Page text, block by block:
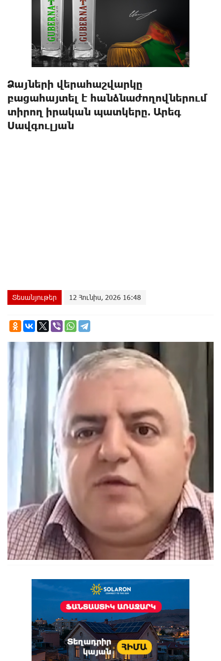
Ձայների վերահաշվարկը
բացահայտել է հանձնաժողովներում
տիրող իրական պատկերը. Արեգ
Սավգուլյան
Տեսանյութեր 12 Հունիս, 2026 16:48